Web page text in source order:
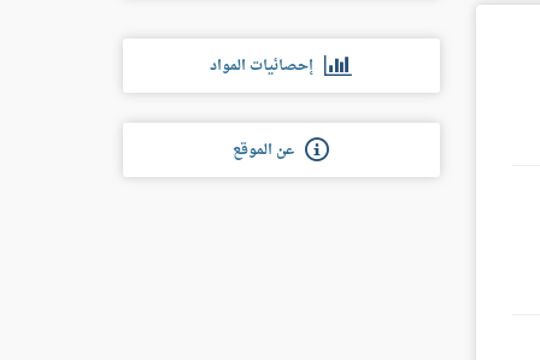
إحصائيات المواد
عن الموقع